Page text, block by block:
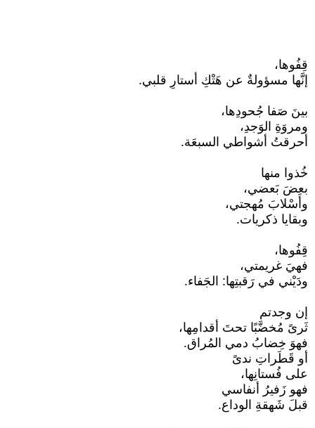
قِفُوها،
إنَّها مسؤولةٌ عن هَتْكِ أستارِ قلبي.
بينَ صَفا جُحودِها،
ومروَةِ الوَجدِ،
أحرقتُ أشواطي السبعَة.
خُذوا منها
بعضَ بَعضي،
وأَسْلابَ مُهجتي،
وبقايا ذكريات.
قِفُوها،
فهيَ غريمتي،
ودَيْني في رَقبتِها: الجَفاء.
إن وجدتم
ثَرىً مُخضَّبًا تحتَ أقدامِها،
فهوَ خِضابُ دمي المُراق.
أو قَطَراتِ ندىً
على فُستانِها،
فهو زَفيرُ أنفاسي
قبلَ شَهقةِ الوداع.